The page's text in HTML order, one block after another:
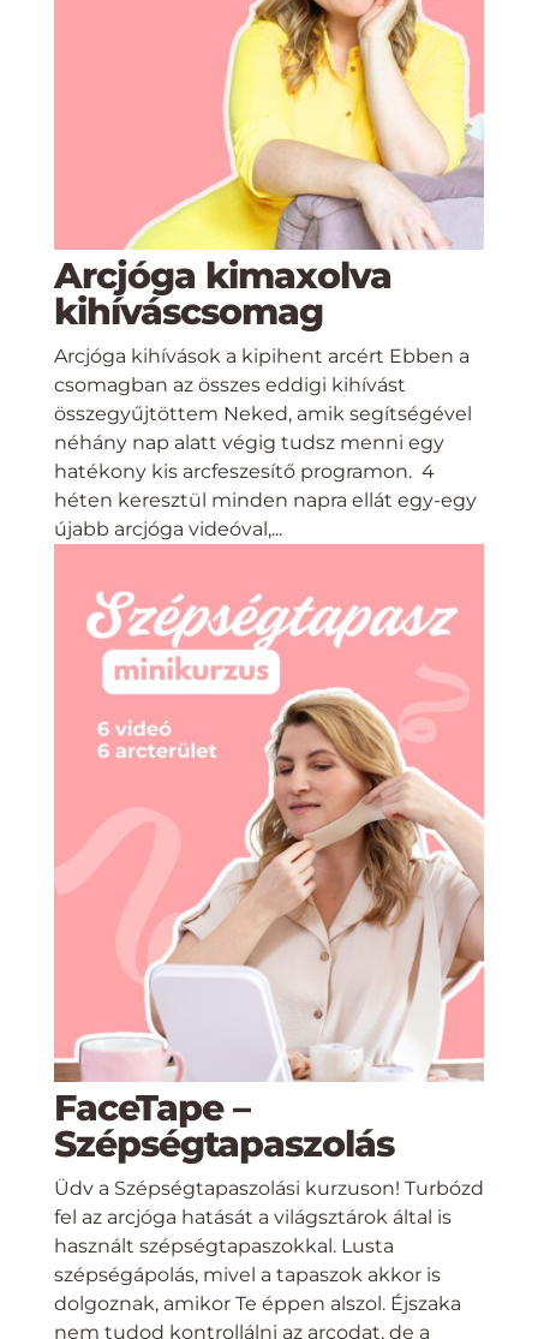
Arcjóga kimaxolva
kihíváscsomag
Arcjóga kihívások a kipihent arcért Ebben a
csomagban az összes eddigi kihívást
összegyűjtöttem Neked, amik segítségével
néhány nap alatt végig tudsz menni egy
hatékony kis arcfeszesítő programon. 4
héten keresztül minden napra ellát egy-egy
újabb arcjóga videóval,...
FaceTape –
Szépségtapaszolás
Üdv a Szépségtapaszolási kurzuson! Turbózd
fel az arcjóga hatását a világsztárok által is
használt szépségtapaszokkal. Lusta
szépségápolás, mivel a tapaszok akkor is
dolgoznak, amikor Te éppen alszol. Éjszaka
nem tudod kontrollálni az arcodat, de a